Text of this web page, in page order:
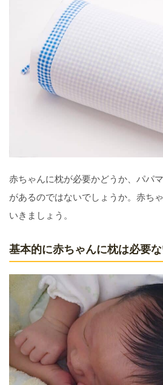
赤ちゃんに枕が必要かどうか、パパ
があるのではないでしょうか。赤ち
いきましょう。
基本的に赤ちゃんに枕は必要